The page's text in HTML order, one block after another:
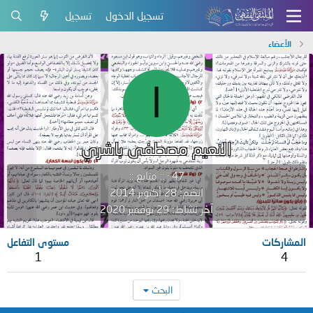
تسجيل الدخول تسجيل
الأعضاء
النعيم مصطفى باشري
:: متابع :: ·47
انضم 28 أكتوبر 2014
آخر نشاط 29 نوفمبر 2020
المشاركات
4
مستوى التفاعل
1
البحث